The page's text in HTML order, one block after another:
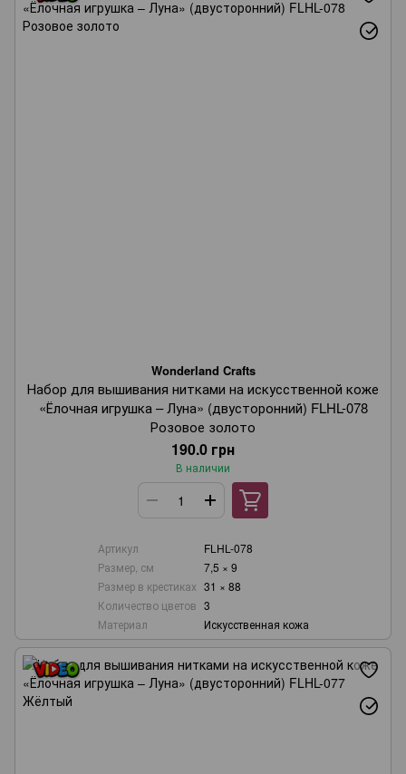
Wonderland Crafts
Набор для вышивания нитками на искусственной коже
«Ёлочная игрушка – Луна» (двусторонний) FLHL-078
Розовое золото
190.0 грн
В наличии
Артикул
FLHL-078
Размер, см
7,5 × 9
Размер в крестиках 31 × 88
Количество цветов 3
Материал
Искусственная кожа